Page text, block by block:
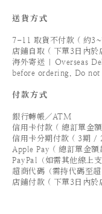
送貨方式
7-11 取貨不付款 ( 約
店鋪自取 ( 下單3日內於
海外寄送 | Overseas
before ordering. Do not
付款方式
銀行轉帳／ATM
信用卡付款 ( 總訂單金
信用卡分期付款 ( 3期 /
Apple Pay ( 總訂單金額
PayPal（如需其他線上支
超商代碼（需持代碼至超
店鋪付款 ( 下單3日內於